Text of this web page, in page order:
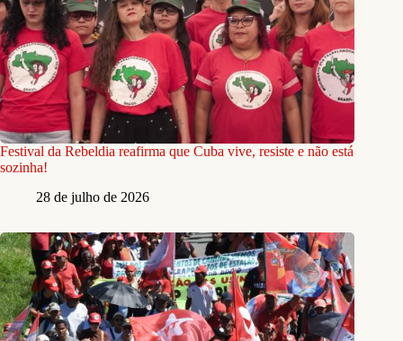
Festival da Rebeldia reafirma que Cuba vive, resiste e não está
sozinha!
28 de julho de 2026